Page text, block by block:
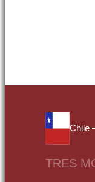
Chile
TRES